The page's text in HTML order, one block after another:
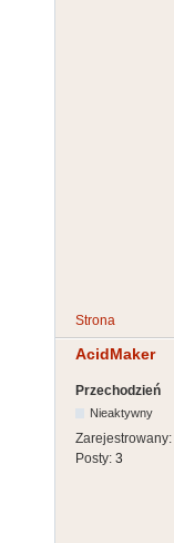
Strona
AcidMaker
Przechodzień
Nieaktywny
Zarejestrowany:
Posty: 3